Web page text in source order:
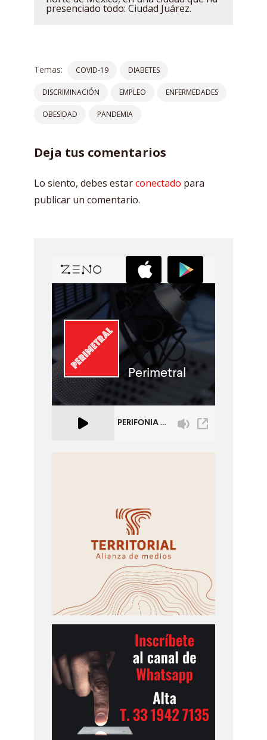
presenciado todo: Ciudad Juárez.
Temas: COVID-19 DIABETES
DISCRIMINACIÓN EMPLEO ENFERMEDADES
OBESIDAD PANDEMIA
Deja tus comentarios
Lo siento, debes estarconectado para
publicar un comentario.